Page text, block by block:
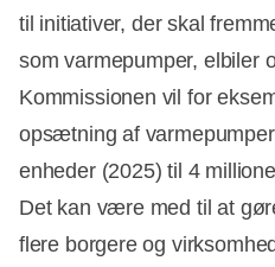
til initiativer, der skal
som varmepumper, elbiler
Kommissionen vil for
opsætning af
enheder (2025) til 4
Det kan være med til at
flere borgere og